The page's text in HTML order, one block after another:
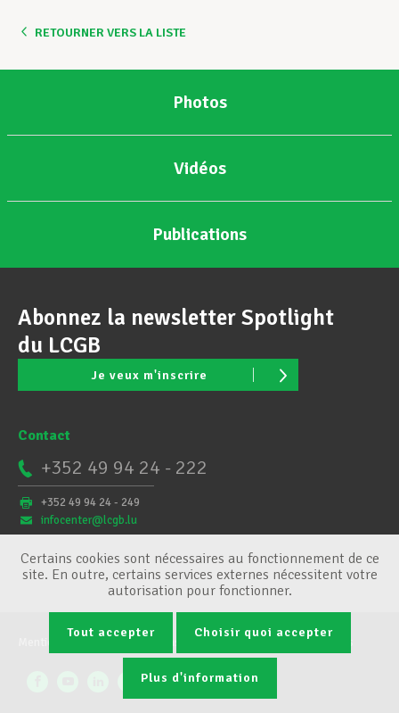
RETOURNER VERS LA LISTE
Photos
Vidéos
Publications
Abonnez la newsletter Spotlight
du LCGB
Je veux m'inscrire
Contact
+352 49 94 24 - 222
+352 49 94 24 - 249
infocenter@lcgb.lu
Conditions générales Gestion des cookies
Certains cookies sont nécessaires au fonctionnement de ce
site. En outre, certains services externes nécessitent votre
autorisation pour fonctionner.
Tout accepter Choisir quoi accepter
Plus d'information